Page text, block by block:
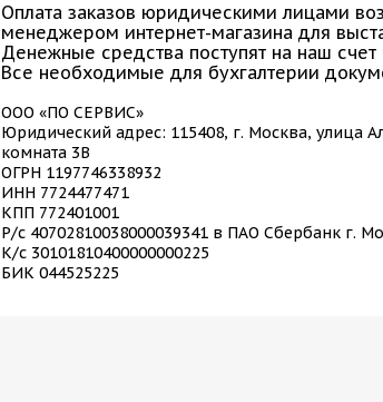
Оплата заказов юридическими лицами
менеджером интернет-магазина для
Денежные средства поступят на наш
Все необходимые для бухгалтерии
ООО «ПО СЕРВИС»
Юридический адрес: 115408, г. Москва, улица
комната 3В
ОГРН 1197746338932
ИНН 7724477471
КПП 772401001
Р/с 40702810038000039341 в ПАО Сбербанк г.
К/с 30101810400000000225
БИК 044525225